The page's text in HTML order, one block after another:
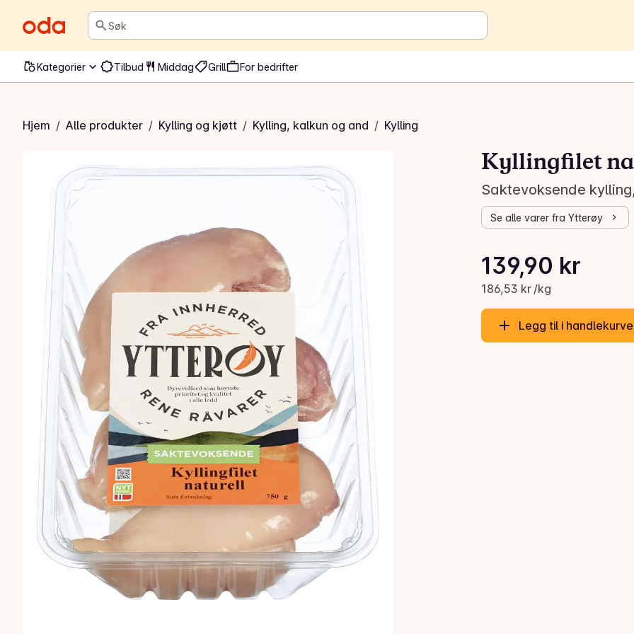
Søk
Kategorier Tilbud Middag Grill For bedrifter
Hjem / Alle produkter / Kylling og kjøtt / Kylling, kalkun og and / Kylling
naturell
Kyllingfilet
Saktevoksende
Se alle varer fra Ytterøy
Gjeldende pris er: 139,90 kr
139,90 kr
186,53 kr /kg
Stykkpris: 186,53 kr /kg
Legg til i